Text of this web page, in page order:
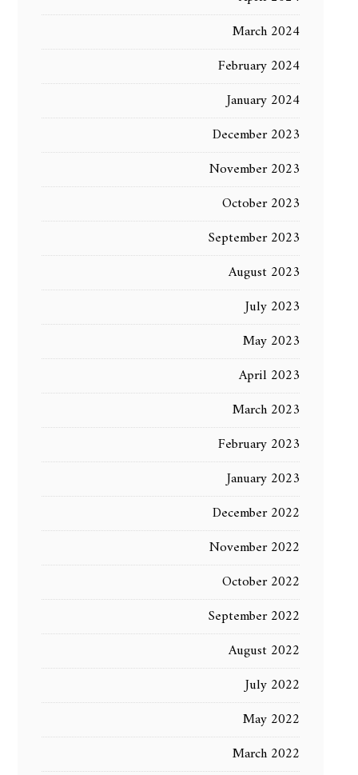
March 2024
February 2024
January 2024
December 2023
November 2023
October 2023
September 2023
August 2023
July 2023
May 2023
April 2023
March 2023
February 2023
January 2023
December 2022
November 2022
October 2022
September 2022
August 2022
July 2022
May 2022
March 2022